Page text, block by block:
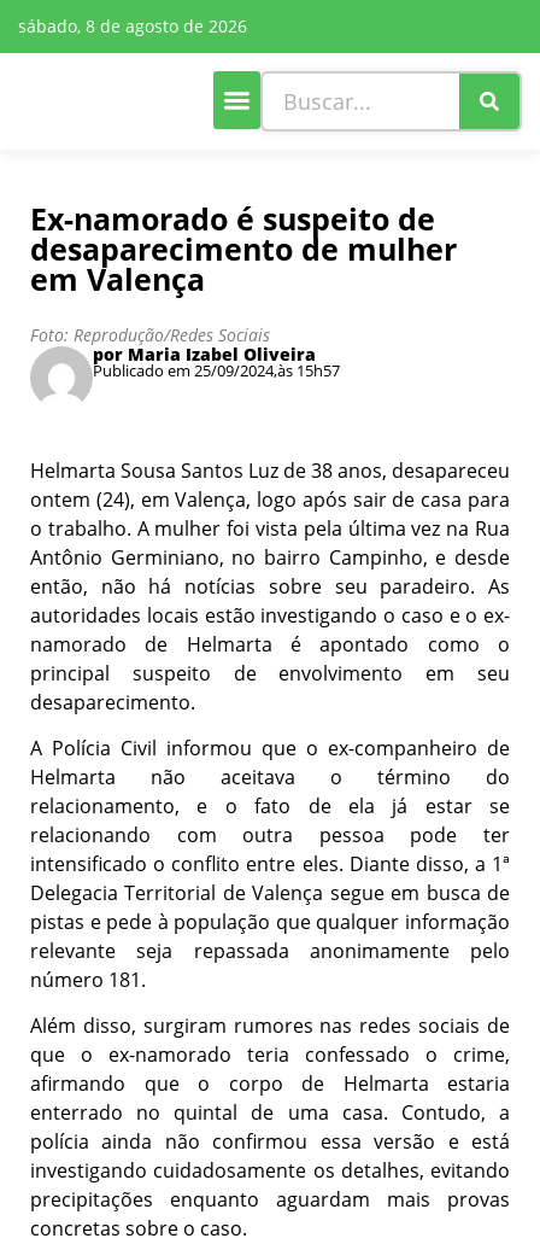
sábado, 8 de agosto de 2026
Ex-namorado é suspeito de
desaparecimento de mulher
em Valença
Foto: Reprodução/Redes Sociais
por Maria Izabel Oliveira
Publicado em 25/09/2024,às 15h57
Helmarta Sousa Santos Luz de 38 anos, desapareceu
ontem (24), em Valença, logo após sair de casa para
o trabalho. A mulher foi vista pela última vez na Rua
Antônio Germiniano, no bairro Campinho, e desde
então, não há notícias sobre seu paradeiro. As
autoridades locais estão investigando o caso e o ex-
namorado de Helmarta é apontado como o
principal suspeito de envolvimento em seu
desaparecimento.
A Polícia Civil informou que o ex-companheiro de
Helmarta não aceitava o término do
relacionamento, e o fato de ela já estar se
relacionando com outra pessoa pode ter
intensificado o conflito entre eles. Diante disso, a 1ª
Delegacia Territorial de Valença segue em busca de
pistas e pede à população que qualquer informação
relevante seja repassada anonimamente pelo
número 181.
Além disso, surgiram rumores nas redes sociais de
que o ex-namorado teria confessado o crime,
afirmando que o corpo de Helmarta estaria
enterrado no quintal de uma casa. Contudo, a
polícia ainda não confirmou essa versão e está
investigando cuidadosamente os detalhes, evitando
precipitações enquanto aguardam mais provas
concretas sobre o caso.